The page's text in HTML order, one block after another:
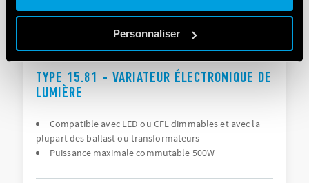
Personnaliser
TYPE 15.81 - VARIATEUR ÉLECTRONIQUE DE
LUMIÈRE
Compatible avec LED ou CFL dimmables et avec la
plupart des ballast ou transformateurs
Puissance maximale commutable 500W